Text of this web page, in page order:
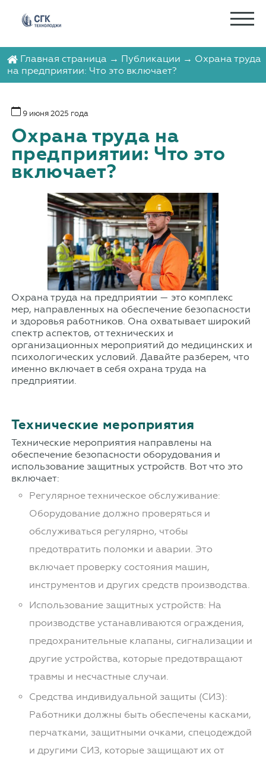
Главная страница → Публикации → Охрана труда
на предприятии: Что это включает?
9 июня 2025 года
Охрана труда на
предприятии: Что это
включает?
Охрана труда на предприятии — это комплекс
мер, направленных на обеспечение безопасности
и здоровья работников. Она охватывает широкий
спектр аспектов, от технических и
организационных мероприятий до медицинских и
психологических условий. Давайте разберем, что
именно включает в себя охрана труда на
предприятии.
Технические мероприятия
Технические мероприятия направлены на
обеспечение безопасности оборудования и
использование защитных устройств. Вот что это
включает:
Регулярное техническое обслуживание:
Оборудование должно проверяться и
обслуживаться регулярно, чтобы
предотвратить поломки и аварии. Это
включает проверку состояния машин,
инструментов и других средств производства.
Использование защитных устройств: На
производстве устанавливаются ограждения,
предохранительные клапаны, сигнализации и
другие устройства, которые предотвращают
травмы и несчастные случаи.
Средства индивидуальной защиты (СИЗ):
Работники должны быть обеспечены касками,
перчатками, защитными очками, спецодеждой
и другими СИЗ, которые защищают их от